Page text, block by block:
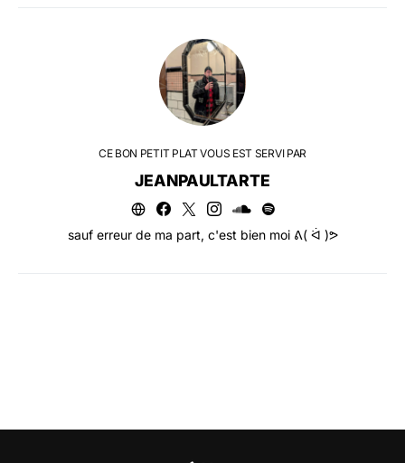
CE BON PETIT PLAT VOUS EST SERVI PAR
JEANPAULTARTE
sauf erreur de ma part, c'est bien moi ᕕ( ᐛ )ᕗ